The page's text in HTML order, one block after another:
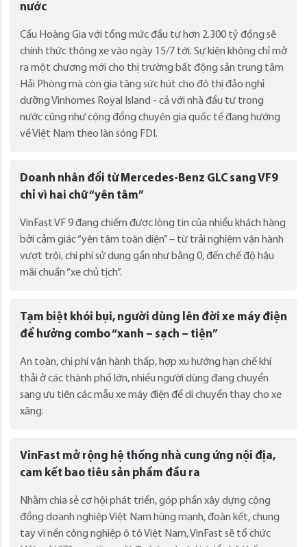
nước
Cầu Hoàng Gia với tổng mức đầu tư hơn 2.300 tỷ đồng sẽ
chính thức thông xe vào ngày 15/7 tới. Sự kiện không chỉ mở
ra một chương mới cho thị trường bất động sản trung tâm
Hải Phòng mà còn gia tăng sức hút cho đô thị đảo nghỉ
dưỡng Vinhomes Royal Island - cả với nhà đầu tư trong
nước cũng như cộng đồng chuyên gia quốc tế đang hướng
về Việt Nam theo làn sóng FDI.
Doanh nhân đổi từ Mercedes-Benz GLC sang VF9
chỉ vì hai chữ “yên tâm”
VinFast VF 9 đang chiếm được lòng tin của nhiều khách hàng
bởi cảm giác “yên tâm toàn diện” – từ trải nghiệm vận hành
vượt trội, chi phí sử dụng gần như bằng 0, đến chế độ hậu
mãi chuẩn “xe chủ tịch”.
Tạm biệt khói bụi, người dùng lên đời xe máy điện
để hưởng combo “xanh – sạch – tiện”
An toàn, chi phí vận hành thấp, hợp xu hướng hạn chế khí
thải ở các thành phố lớn, nhiều người dùng đang chuyển
sang ưu tiên các mẫu xe máy điện để di chuyển thay cho xe
xăng.
VinFast mở rộng hệ thống nhà cung ứng nội địa,
cam kết bao tiêu sản phẩm đầu ra
Nhằm chia sẻ cơ hội phát triển, góp phần xây dựng cộng
đồng doanh nghiệp Việt Nam hùng mạnh, đoàn kết, chung
tay vì nền công nghiệp ô tô Việt Nam, VinFast sẽ tổ chức